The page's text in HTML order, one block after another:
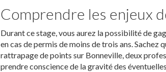
Comprendre les enjeux
Durant ce stage, vous aurez la possibilité de
en cas de permis de moins de trois ans.
rattrapage de points sur Bonneville, deux
prendre conscience de la gravité des